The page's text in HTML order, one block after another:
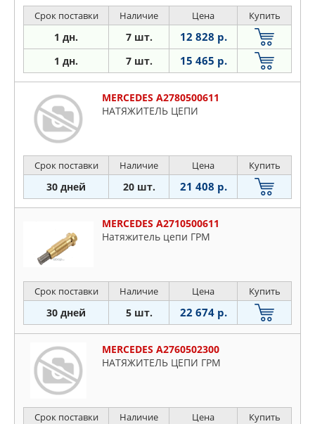
Срок поставки Наличие Цена Купить
1 дн. 7 шт. 12 828 р.
1 дн. 7 шт. 15 465 р.
MERCEDES A2780500611
НАТЯЖИТЕЛЬ ЦЕПИ
Срок поставки Наличие Цена Купить
30 дней 20 шт. 21 408 р.
MERCEDES A2710500611
Натяжитель цепи ГРМ
Срок поставки Наличие Цена Купить
30 дней 5 шт. 22 674 р.
MERCEDES A2760502300
НАТЯЖИТЕЛЬ ЦЕПИ ГРМ
Срок поставки Наличие Цена Купить